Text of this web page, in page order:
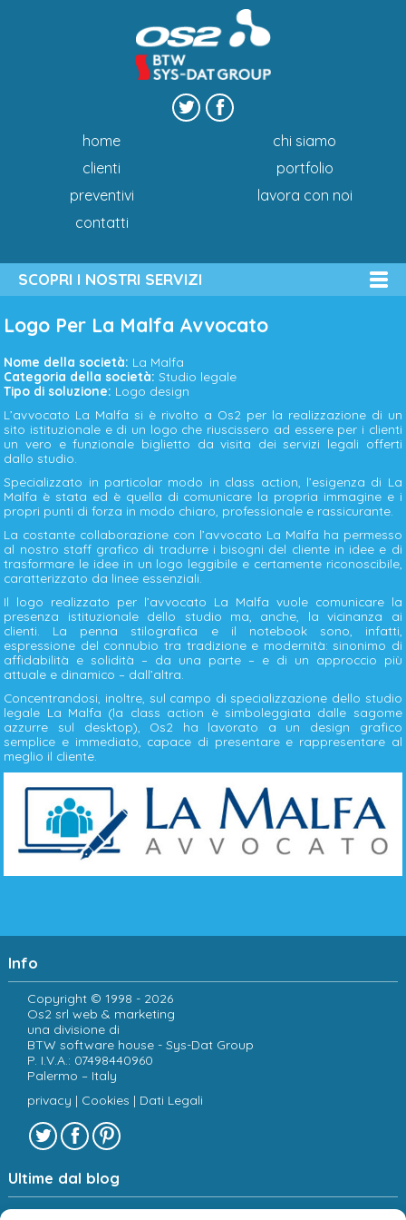
home
chi siamo
clienti
portfolio
preventivi
lavora con noi
contatti
SCOPRI I NOSTRI SERVIZI
Logo Per La Malfa Avvocato
Nome della società: La Malfa
Categoria della società: Studio legale
Tipo di soluzione: Logo design
L’avvocato La Malfa si è rivolto a Os2 per la realizzazione di un
sito istituzionale e di un logo che riuscissero ad essere per i clienti
un vero e funzionale biglietto da visita dei servizi legali offerti
dallo studio.
Specializzato in particolar modo in class action, l’esigenza di La
Malfa è stata ed è quella di comunicare la propria immagine e i
propri punti di forza in modo chiaro, professionale e rassicurante.
La costante collaborazione con l’avvocato La Malfa ha permesso
al nostro staff grafico di tradurre i bisogni del cliente in idee e di
trasformare le idee in un logo leggibile e certamente riconoscibile,
caratterizzato da linee essenziali.
Il logo realizzato per l’avvocato La Malfa vuole comunicare la
presenza istituzionale dello studio ma, anche, la vicinanza ai
clienti. La penna stilografica e il notebook sono, infatti,
espressione del connubio tra tradizione e modernità: sinonimo di
affidabilità e solidità – da una parte – e di un approccio più
attuale e dinamico – dall’altra.
Concentrandosi, inoltre, sul campo di specializzazione dello studio
legale La Malfa (la class action è simboleggiata dalle sagome
azzurre sul desktop), Os2 ha lavorato a un design grafico
semplice e immediato, capace di presentare e rappresentare al
meglio il cliente.
Info
Copyright © 1998 - 2026
Os2 srl web & marketing
una divisione di
BTW software house - Sys-Dat Group
P. I.V.A.: 07498440960
Palermo – Italy
privacy | Cookies | Dati Legali
Ultime dal blog
Sociologia e new media: verso una spiegazione dei